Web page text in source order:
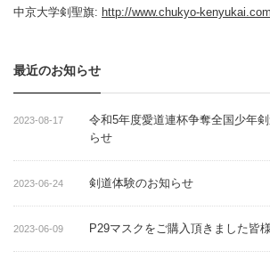
中京大学剣聖旗: http://www.chukyo-
最近のお知らせ
2023-08-17
令和5年度愛道連杯争奪全国少年
らせ
2023-06-24 剣道体験のお知らせ
2023-06-09 P29マスクをご購入頂きました皆